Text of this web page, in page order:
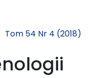
Tom 54 Nr 4 (2018)